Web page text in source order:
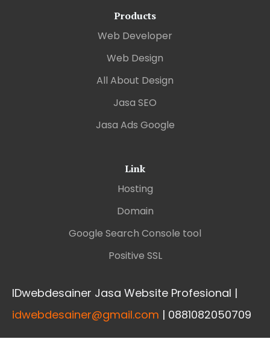
Products
Web Developer
Web Design
All About Design
Jasa SEO
Jasa Ads Google
Link
Hosting
Domain
Google Search Console tool
Positive SSL
IDwebdesainer Jasa Website Profesional |
idwebdesainer@gmail.com | 0881082050709